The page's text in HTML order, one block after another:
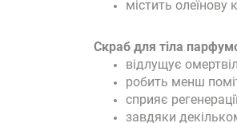
містить олеїнову
Скраб для тіла
відлущує
робить менш
сприяє
завдяки